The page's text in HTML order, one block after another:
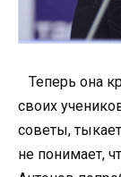
Теперь она
своих
советы,
не понимает,